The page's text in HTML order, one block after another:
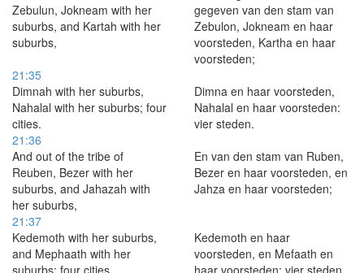
Zebulun, Jokneam with her
suburbs, and Kartah with her
suburbs,
gegeven van den stam van
Zebulon, Jokneam en haar
voorsteden, Kartha en haar
voorsteden;
21:35
Dimnah with her suburbs,
Nahalal with her suburbs; four
cities.
Dimna en haar voorsteden,
Nahalal en haar voorsteden:
vier steden.
21:36
And out of the tribe of
Reuben, Bezer with her
suburbs, and Jahazah with
her suburbs,
En van den stam van Ruben,
Bezer en haar voorsteden, en
Jahza en haar voorsteden;
21:37
Kedemoth with her suburbs,
and Mephaath with her
suburbs; four cities.
Kedemoth en haar
voorsteden, en Mefaath en
haar voorsteden: vier steden.